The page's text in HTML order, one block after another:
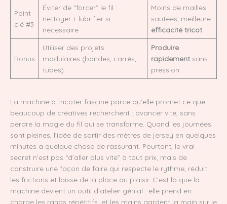
Point
clé #3
Éviter de “forcer” le fil :
nettoyer + lubrifier si
nécessaire
Moins de mailles
sautées, meilleure
efficacité tricot
Bonus
Utiliser des projets
modulaires (bandes, carrés,
tubes)
Produire
rapidementsans
pression
La machine à tricoter fascine parce qu’elle promet ce que
beaucoup de créatives recherchent : avancer vite, sans
perdre la magie du fil qui se transforme. Quand les journées
sont pleines, l’idée de sortir des mètres de jersey en quelques
minutes a quelque chose de rassurant. Pourtant, le vrai
secret n’est pas “d’aller plus vite” à tout prix, mais de
construire une façon de faire qui respecte le rythme, réduit
les frictions et laisse de la place au plaisir. C’est là que la
machine devient un outil d’atelier génial : elle prend en
charge les rangs répétitifs, et les mains gardent la main sur le